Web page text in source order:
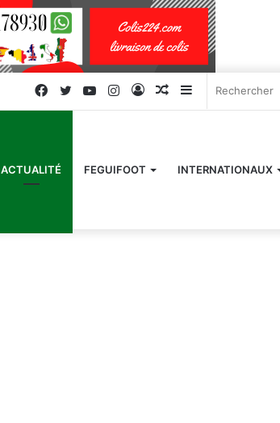
Sidebar
latérale)
Article
Connexion
Instagram
YouTube
Twitter
Facebook
ACTUALITÉ FEGUIFOOT INTERNATIONAUX